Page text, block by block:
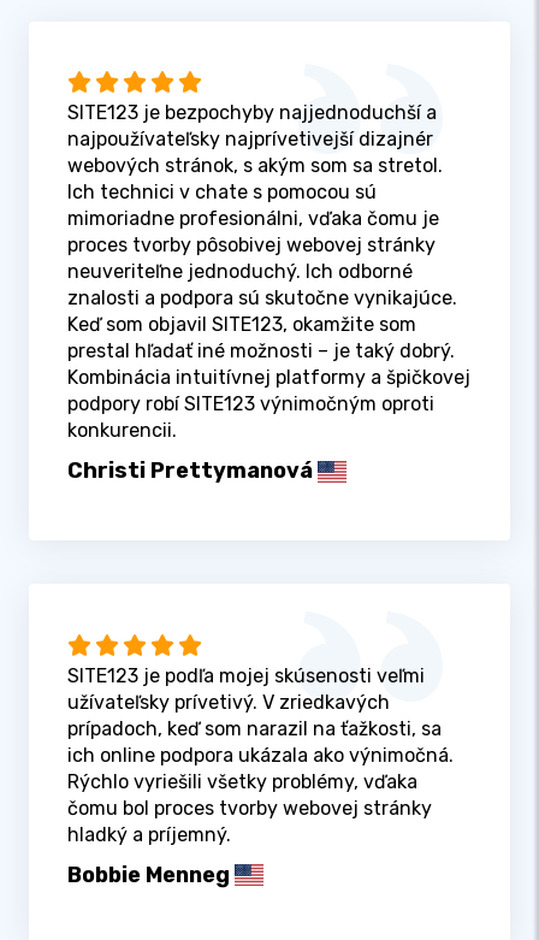
SITE123 je bezpochyby najjednoduchší a
najpoužívateľsky najprívetivejší dizajnér
webových stránok, s akým som sa stretol.
Ich technici v chate s pomocou sú
mimoriadne profesionálni, vďaka čomu je
proces tvorby pôsobivej webovej stránky
neuveriteľne jednoduchý. Ich odborné
znalosti a podpora sú skutočne vynikajúce.
Keď som objavil SITE123, okamžite som
prestal hľadať iné možnosti – je taký dobrý.
Kombinácia intuitívnej platformy a špičkovej
podpory robí SITE123 výnimočným oproti
konkurencii.
Christi Prettymanová
SITE123 je podľa mojej skúsenosti veľmi
užívateľsky prívetivý. V zriedkavých
prípadoch, keď som narazil na ťažkosti, sa
ich online podpora ukázala ako výnimočná.
Rýchlo vyriešili všetky problémy, vďaka
čomu bol proces tvorby webovej stránky
hladký a príjemný.
Bobbie Menneg